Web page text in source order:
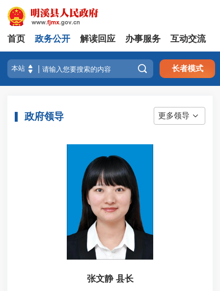
首页 政务公开 解读回应 办事服务 互动交流
 长者模式
政府领导 更多领导
张文静 县长